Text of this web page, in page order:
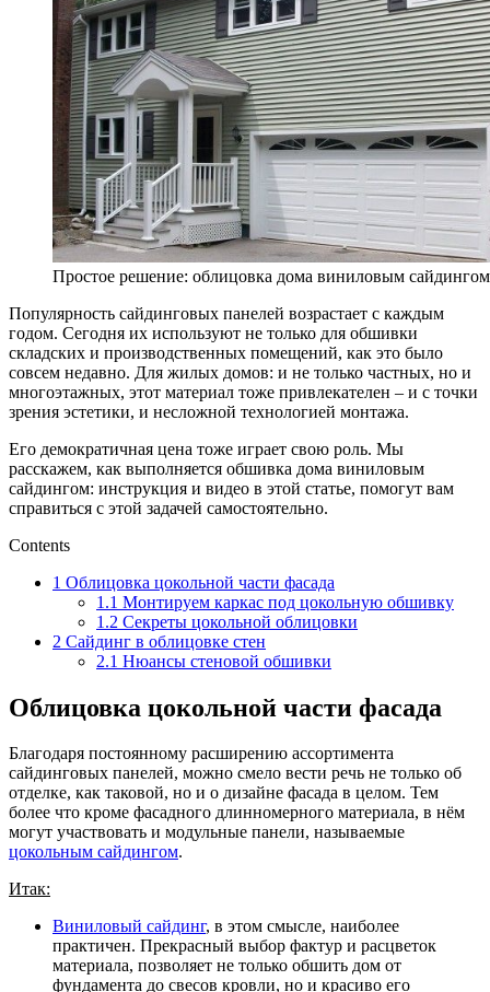
Простое решение: облицовка дома виниловым сайдингом
Популярность сайдинговых панелей возрастает с каждым
годом. Сегодня их используют не только для обшивки
складских и производственных помещений, как это было
совсем недавно. Для жилых домов: и не только частных, но и
многоэтажных, этот материал тоже привлекателен – и с точки
зрения эстетики, и несложной технологией монтажа.
Его демократичная цена тоже играет свою роль. Мы
расскажем, как выполняется обшивка дома виниловым
сайдингом: инструкция и видео в этой статье, помогут вам
справиться с этой задачей самостоятельно.
Contents
1 Облицовка цокольной части фасада
1.1 Монтируем каркас под цокольную обшивку
1.2 Секреты цокольной облицовки
2 Сайдинг в облицовке стен
2.1 Нюансы стеновой обшивки
Облицовка цокольной части фасада
Благодаря постоянному расширению ассортимента
сайдинговых панелей, можно смело вести речь не только об
отделке, как таковой, но и о дизайне фасада в целом. Тем
более что кроме фасадного длинномерного материала, в нём
могут участвовать и модульные панели, называемые
цокольным сайдингом.
Итак:
Виниловый сайдинг, в этом смысле, наиболее
практичен. Прекрасный выбор фактур и расцветок
материала, позволяет не только обшить дом от
фундамента до свесов кровли, но и красиво его